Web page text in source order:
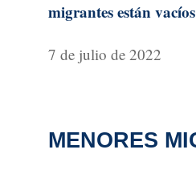
migrantes están vacíos
7 de julio de 2022
MENORES